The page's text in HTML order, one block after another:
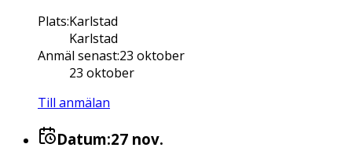
Plats:Karlstad
Karlstad
Anmäl senast:23 oktober
23 oktober
Till anmälan
Datum:27 nov.